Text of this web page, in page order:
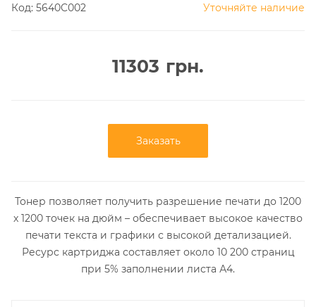
Код: 5640C002 Уточняйте наличие
11303 грн.
Заказать
Тонер позволяет получить разрешение печати до 1200
x 1200 точек на дюйм – обеспечивает высокое качество
печати текста и графики с высокой детализацией.
Ресурс картриджа составляет около 10 200 страниц
при 5% заполнении листа А4.